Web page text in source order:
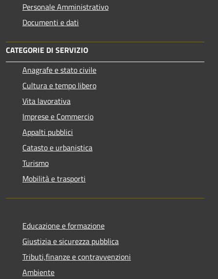
Personale Amministrativo
Documenti e dati
CATEGORIE DI SERVIZIO
Anagrafe e stato civile
Cultura e tempo libero
Vita lavorativa
Imprese e Commercio
Appalti pubblici
Catasto e urbanistica
Turismo
Mobilità e trasporti
Educazione e formazione
Giustizia e sicurezza pubblica
Tributi,finanze e contravvenzioni
Ambiente